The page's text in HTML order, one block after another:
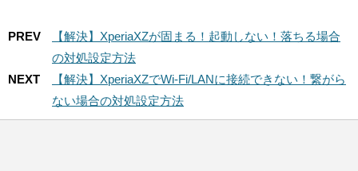
PREV
【解決】XperiaXZが固まる！起動しない！落ちる場合
の対処設定方法
NEXT
【解決】XperiaXZでWi-Fi/LANに接続できない！繋がら
ない場合の対処設定方法